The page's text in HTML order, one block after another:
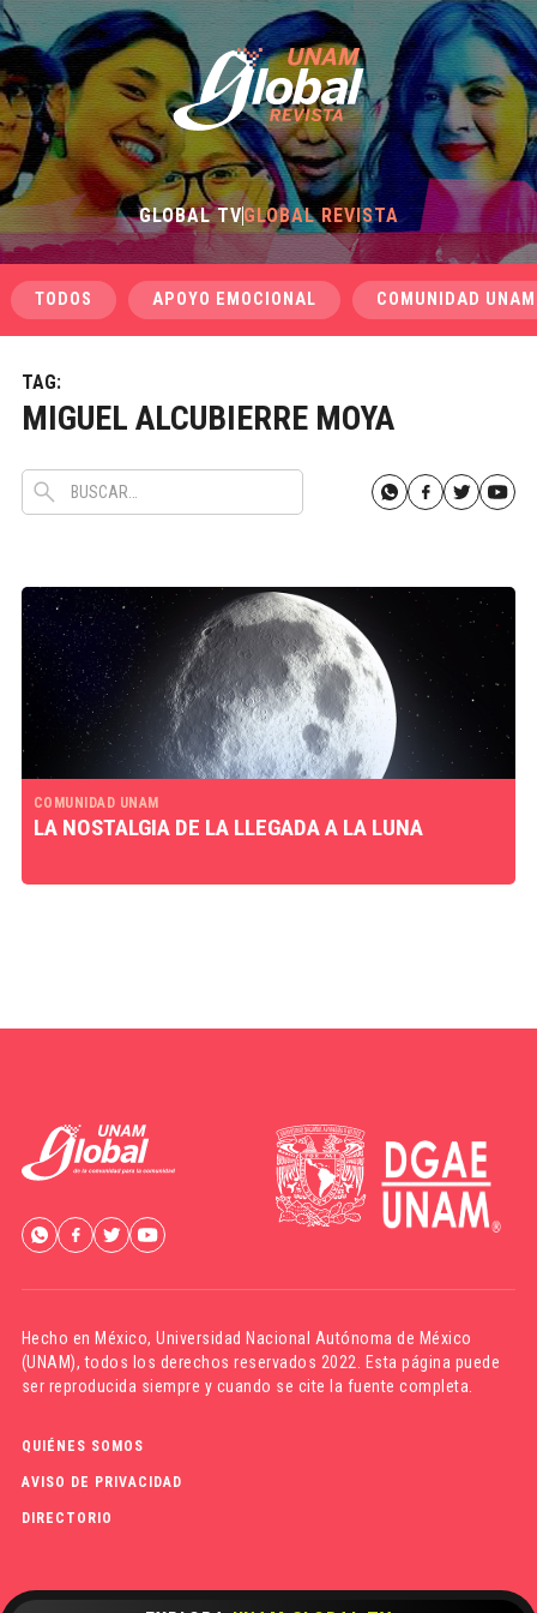
GLOBAL TVGLOBAL REVISTA
TODOS APOYO EMOCIONAL COMUNIDAD UNAM
TAG:
MIGUEL ALCUBIERRE MOYA
COMUNIDAD UNAM
LA NOSTALGIA DE LA LLEGADA A LA LUNA
Hecho en México,Universidad Nacional Autónoma de México
(UNAM), todos los derechos reservados 2022. Esta página puede
ser reproducida siempre y cuando se cite la fuente completa.
QUIÉNES SOMOS
AVISO DE PRIVACIDAD
DIRECTORIO